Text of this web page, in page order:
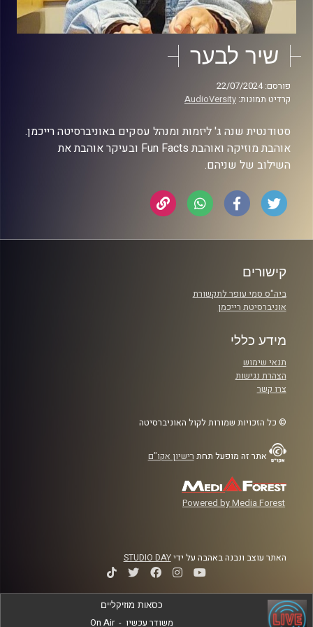
שיר לבער
פורסם: 22/07/2024
קרדיט תמונות: AudioVersity
סטודנטית שנה ג' ליזמות ומנהל עסקים באוניברסיטה רייכמן.
אוהבת מוזיקה ואוהבת Fun Facts ובעיקר אוהבת את
השילוב של שניהם.
קישורים
ביה"ס סמי עופר לתקשורת
אוניברסיטת רייכמן
מידע כללי
תנאי שימוש
הצהרת נגישות
צרו קשר
© כל הזכויות שמורות לקול האוניברסיטה
אתר זה מופעל תחת רישיון אקו"ם
Powered by Media Forest
האתר עוצב ונבנה באהבה על ידיSTUDIO DAY
כסאות מוזיקליים
משודר עכשיו -
On Air